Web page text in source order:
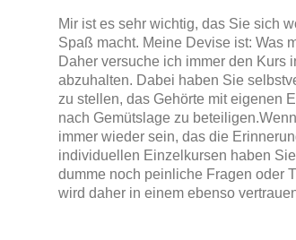
Mir ist es sehr wichtig, das Sie sich
Spaß macht. Meine Devise ist: Was
Daher versuche ich immer den Kurs
abzuhalten. Dabei haben Sie
zu stellen, das Gehörte mit eigenen
nach Gemütslage zu
immer wieder sein, das die
individuellen Einzelkursen haben
dumme noch peinliche Fragen oder
wird daher in einem ebenso